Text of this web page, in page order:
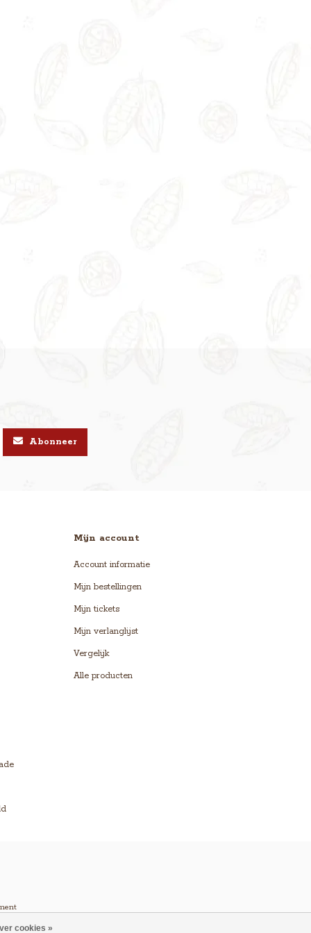
cookies »
Abonneer
Mijn account
Account informatie
Mijn bestellingen
Mijn tickets
Mijn verlanglijst
Vergelijk
Alle producten